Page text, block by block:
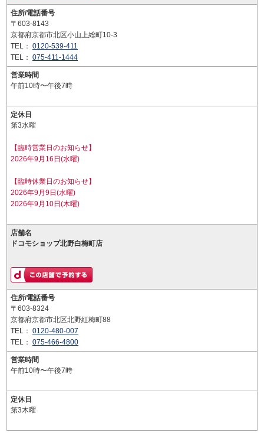
住所/電話番号
〒603-8143
京都府京都市北区小山上総町10-3
TEL： 0120-539-411
TEL： 075-411-1444
営業時間
午前10時〜午後7時
定休日
第3水曜
【臨時営業日のお知らせ】
2026年9月16日(水曜)
【臨時休業日のお知らせ】
2026年9月9日(水曜)
2026年9月10日(木曜)
店舗名
ドコモショップ北野白梅町店
住所/電話番号
〒603-8324
京都府京都市北区北野紅梅町88
TEL： 0120-480-007
TEL： 075-466-4800
営業時間
午前10時〜午後7時
定休日
第3木曜